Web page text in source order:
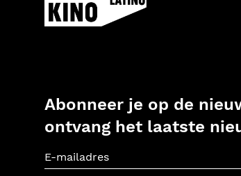
Abonneer je op de
ontvang het laatste
E-mailadres